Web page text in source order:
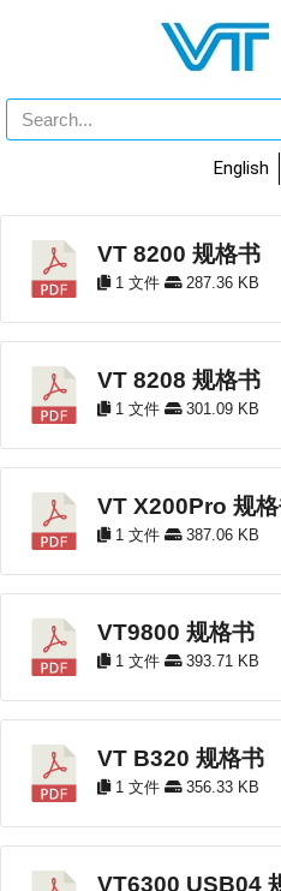
English
VT 8200 规格书
1 文件 287.36 KB
VT 8208 规格书
1 文件 301.09 KB
VT X200Pro 规
1 文件 387.06 KB
VT9800 规格书
1 文件 393.71 KB
VT B320 规格书
1 文件 356.33 KB
VT6300 USB04